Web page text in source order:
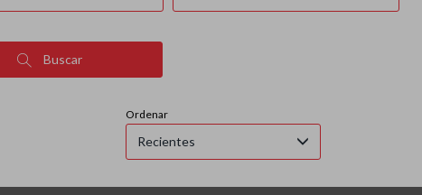
Buscar
Ordenar
Recientes